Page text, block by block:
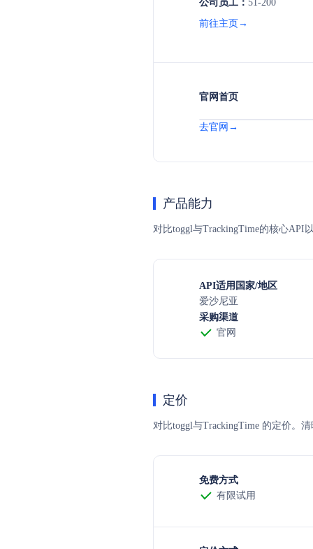
公司员工： 51-200
前往主页→
官网首页
去官网→
产品能力
对比toggl与TrackingTime的核心API
API适用国家/地区
爱沙尼亚
采购渠道
官网
定价
对比toggl与TrackingTime 的定价。
免费方式
有限试用